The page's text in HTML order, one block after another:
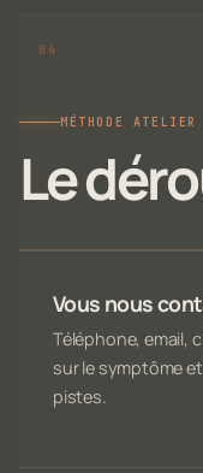
MÉTHODE ATELIER
Le
Vous nous
Téléphone, email,
sur le symptôme
pistes.